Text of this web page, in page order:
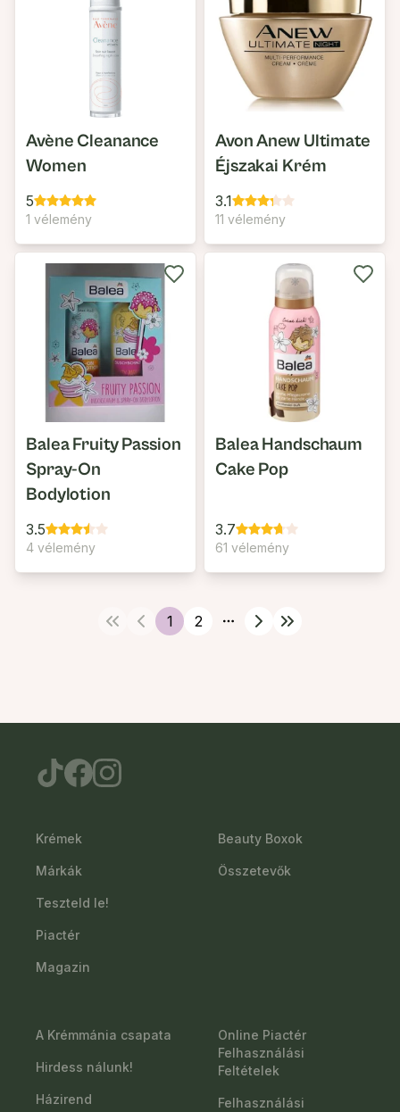
Avène Cleanance
Women
5
1 vélemény
Avon Anew Ultimate
Éjszakai Krém
3.1
11 vélemény
Balea Fruity Passion
Spray-On
Bodylotion
3.5
4 vélemény
Balea Handschaum
Cake Pop
3.7
61 vélemény
1 2
More pages
Krémek
Márkák
Teszteld le!
Piactér
Magazin
Beauty Boxok
Összetevők
A Krémmánia csapata
Hirdess nálunk!
Házirend
Online Piactér
Felhasználási
Feltételek
Felhasználási